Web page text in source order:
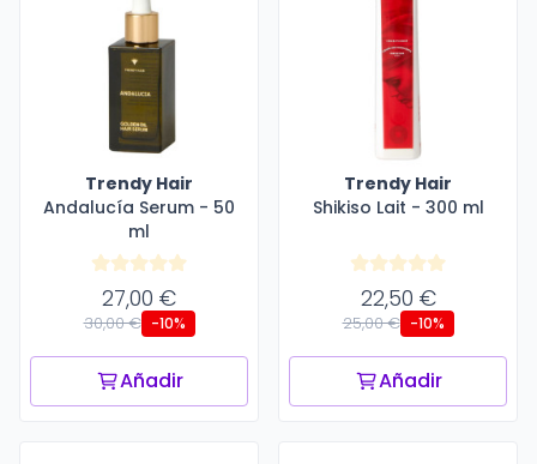
Trendy Hair
Andalucía Serum - 50
ml
27,00 €
30,00 € -10%
Añadir
Trendy Hair
Shikiso Lait - 300 ml
22,50 €
25,00 € -10%
Añadir